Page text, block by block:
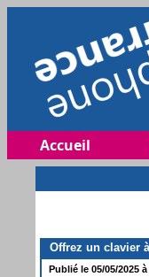
Accueil
Offrez un clavier
Publié le 05/05/2025